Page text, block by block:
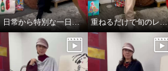
日常から特別な一日まで。表現を変えるエレガンス❣️ 重ねるだけで旬のレイヤードスタイル完成👌